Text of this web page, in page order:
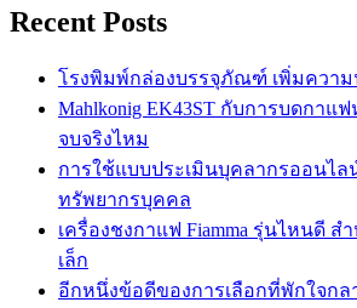
Recent Posts
โรงพิมพ์กล่องบรรจุภัณฑ์ เพิ่มควา
Mahlkonig EK43ST กับการบดกาแ
จบจริงไหม
การใช้แบบประเมินบุคลากรออนไล
ทรัพยากรบุคคล
เครื่องชงกาแฟ Fiamma รุ่นไหนดี
เล็ก
อีกหนึ่งข้อดีของการเลือกที่พักใจกล